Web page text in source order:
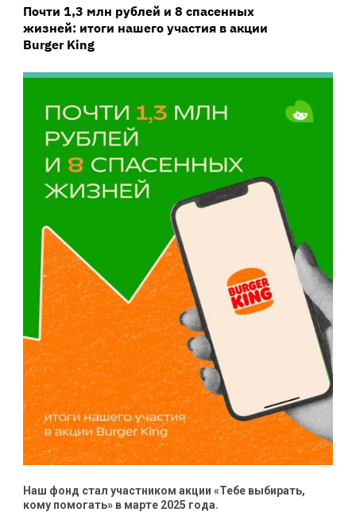
Почти 1,3 млн рублей и 8 спасенных
жизней: итоги нашего участия в акции
Burger King
Наш фонд стал участником акции «Тебе выбирать,
кому помогать» в марте 2025 года.